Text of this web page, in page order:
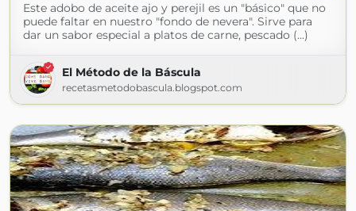
Este adobo de aceite ajo y perejil es un "básico" que no
puede faltar en nuestro "fondo de nevera". Sirve para
dar un sabor especial a platos de carne, pescado (...)
El Método de la Báscula
recetasmetodobascula.blogspot.com